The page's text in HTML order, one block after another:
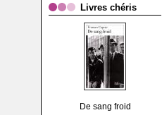
Livres chéris
De sang froid